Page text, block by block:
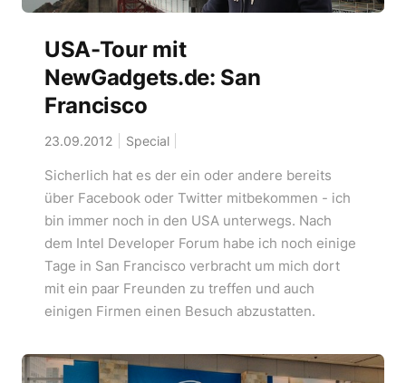
USA-Tour mit
NewGadgets.de: San
Francisco
23.09.2012 Special
Sicherlich hat es der ein oder andere bereits
über Facebook oder Twitter mitbekommen - ich
bin immer noch in den USA unterwegs. Nach
dem Intel Developer Forum habe ich noch einige
Tage in San Francisco verbracht um mich dort
mit ein paar Freunden zu treffen und auch
einigen Firmen einen Besuch abzustatten.